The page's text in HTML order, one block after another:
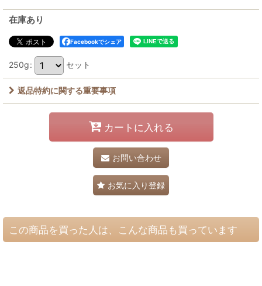
在庫あり
Facebookでシェア
250g: セット
返品特約に関する重要事項
カートに入れる
お問い合わせ
お気に入り登録
この商品を買った人は、こんな商品も買っています